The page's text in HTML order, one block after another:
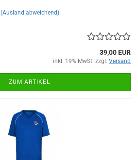
(Ausland abweichend)
39,00 EUR
inkl. 19% MwSt. zzgl. Versand
ZUM ARTIKEL